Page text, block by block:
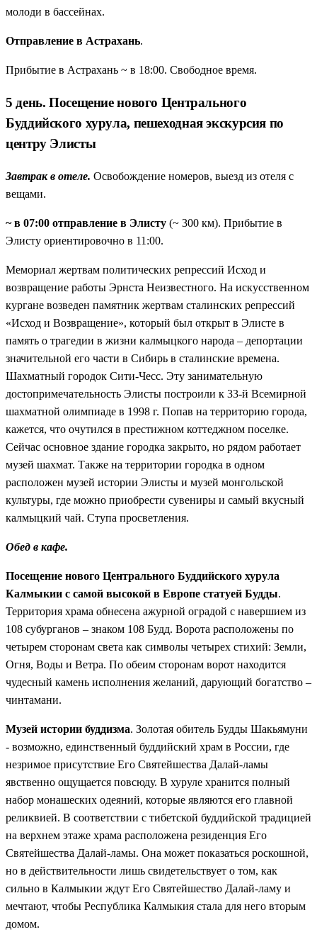
молоди в бассейнах.
Отправление в Астрахань.
Прибытие в Астрахань ~ в 18:00. Свободное время.
5 день. Посещение нового Центрального
Буддийского хурула, пешеходная экскурсия по
центру Элисты
Завтрак в отеле. Освобождение номеров, выезд из отеля с
вещами.
~ в 07:00 отправление в Элисту (~ 300 км). Прибытие в
Элисту ориентировочно в 11:00.
Мемориал жертвам политических репрессий Исход и
возвращение работы Эрнста Неизвестного. На искусственном
кургане возведен памятник жертвам сталинских репрессий
«Исход и Возвращение», который был открыт в Элисте в
память о трагедии в жизни калмыцкого народа – депортации
значительной его части в Сибирь в сталинские времена.
Шахматный городок Сити-Чесс. Эту занимательную
достопримечательность Элисты построили к 33-й Всемирной
шахматной олимпиаде в 1998 г. Попав на территорию города,
кажется, что очутился в престижном коттеджном поселке.
Сейчас основное здание городка закрыто, но рядом работает
музей шахмат. Также на территории городка в одном
расположен музей истории Элисты и музей монгольской
культуры, где можно приобрести сувениры и самый вкусный
калмыцкий чай. Ступа просветления.
Обед в кафе.
Посещение нового Центрального Буддийского хурула
Калмыкии с самой высокой в Европе статуей Будды.
Территория храма обнесена ажурной оградой с навершием из
108 субурганов – знаком 108 Будд. Ворота расположены по
четырем сторонам света как символы четырех стихий: Земли,
Огня, Воды и Ветра. По обеим сторонам ворот находится
чудесный камень исполнения желаний, дарующий богатство –
чинтамани.
Музей истории буддизма. Золотая обитель Будды Шакьямуни
- возможно, единственный буддийский храм в России, где
незримое присутствие Его Святейшества Далай-ламы
явственно ощущается повсюду. В хуруле хранится полный
набор монашеских одеяний, которые являются его главной
реликвией. В соответствии с тибетской буддийской традицией
на верхнем этаже храма расположена резиденция Его
Святейшества Далай-ламы. Она может показаться роскошной,
но в действительности лишь свидетельствует о том, как
сильно в Калмыкии ждут Его Святейшество Далай-ламу и
мечтают, чтобы Республика Калмыкия стала для него вторым
домом.